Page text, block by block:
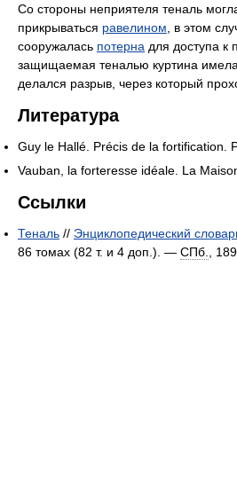
Со стороны неприятеля теналь
прикрываться равелином, в этом
сооружалась потерна для доступа к
защищаемая теналью куртина
делался разрыв, через который
Литература
Guy le Hallé. Précis de la fortification.
Vauban, la forteresse idéale. La
Ссылки
Теналь // Энциклопедический
86 томах (82 т. и 4 доп.). — СПб.,